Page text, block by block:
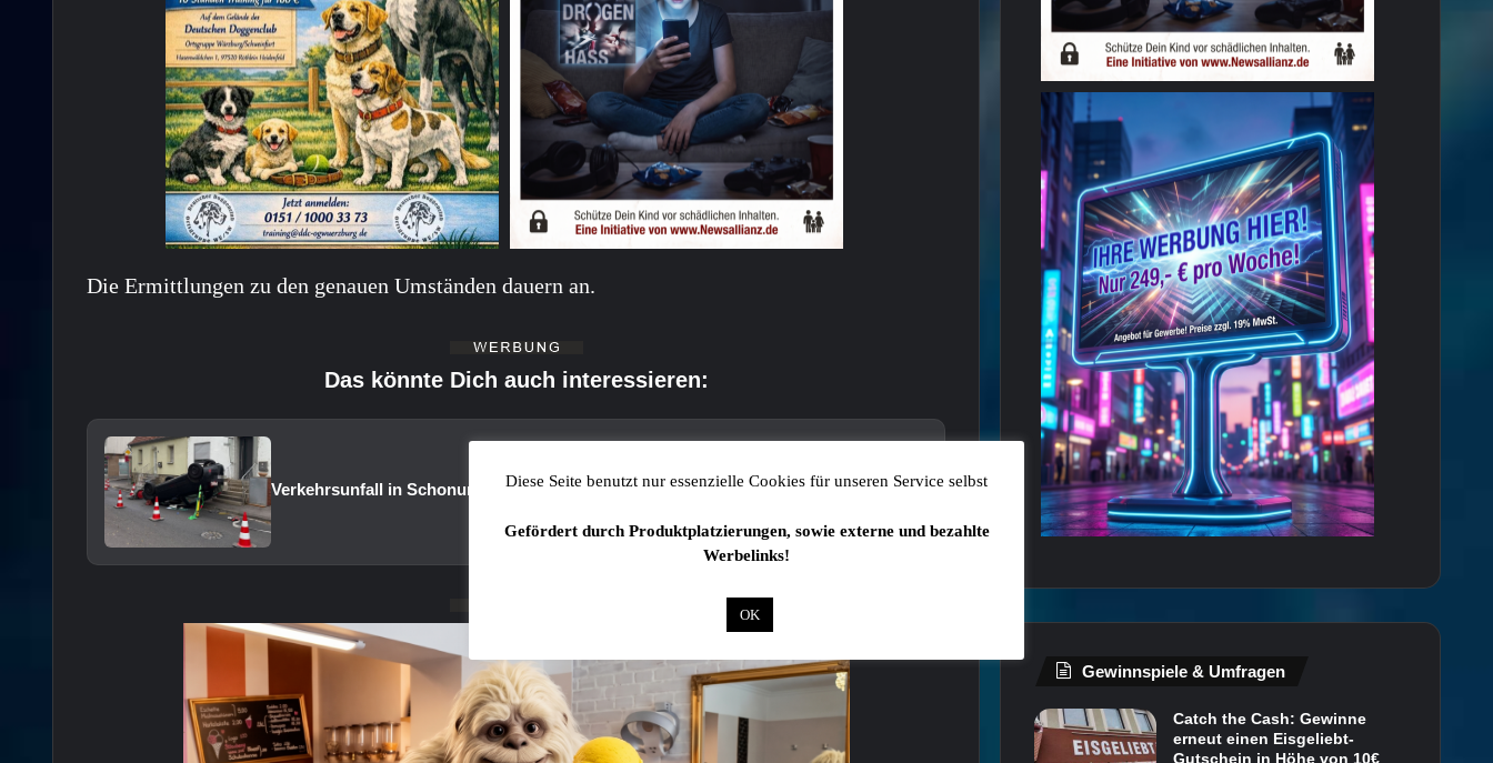
Die Ermittlungen zu den genauen Umständen dauern an.
Das könnte Dich auch interessieren:
Verkehrsunfall in Schonungen: Pkw überschlägt sich auf das Dach
Gewinnspiele & Umfragen
Catch the Cash: Gewinne
erneut einen Eisgeliebt-
Gutschein in Höhe von 10€
Diese Seite benutzt nur essenzielle Cookies für unseren Service selbst
Gefördert durch Produktplatzierungen, sowie externe und bezahlte
Werbelinks!
OK